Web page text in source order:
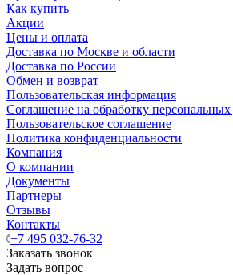
Как купить
Акции
Цены и оплата
Доставка по Москве и области
Доставка по России
Обмен и возврат
Пользовательская информация
Соглашение на обработку
Пользовательское соглашение
Политика конфиденциальности
Компания
О компании
Документы
Партнеры
Отзывы
Контакты
+7 495 032-76-32
Заказать звонок
Задать вопрос